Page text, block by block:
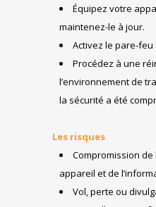
Équipez votre
maintenez-le à jour.
Activez le pare-
Procédez à une
l’environnement de
la sécurité a été
Les risques
Compromission de
appareil et de
Vol, perte ou